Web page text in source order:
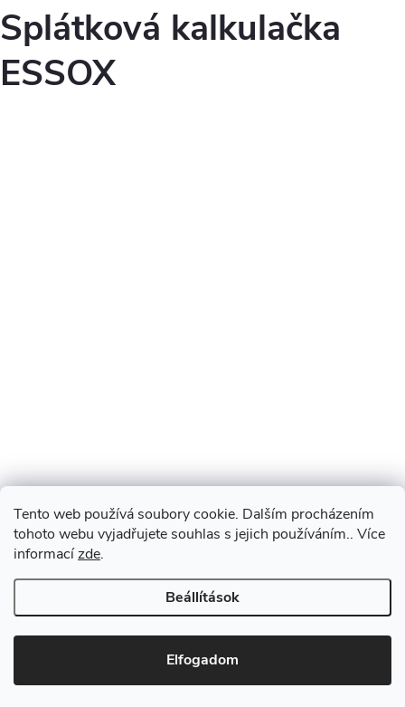
Tento web používá soubory cookie. Dalším procházením
tohoto webu vyjadřujete souhlas s jejich používáním.. Více
informacízde.
Beállítások
Elfogadom
Splátková kalkulačka
ESSOX